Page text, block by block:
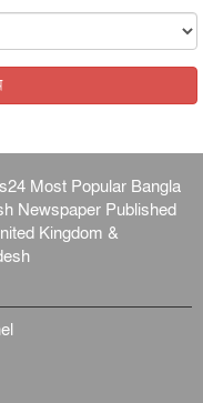
৬ আগস্ট, ২০২৬
Most Popular Bangla
Newspaper Published
Kingdom &